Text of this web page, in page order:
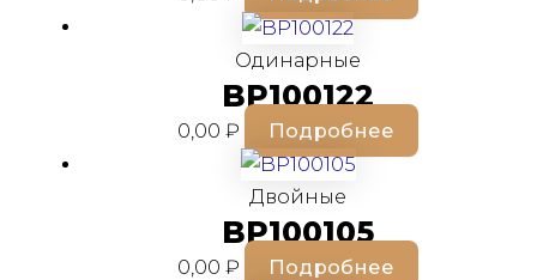
Одинарные
BP100122
0,00₽ Подробнее
Двойные
BP100105
0,00₽ Подробнее